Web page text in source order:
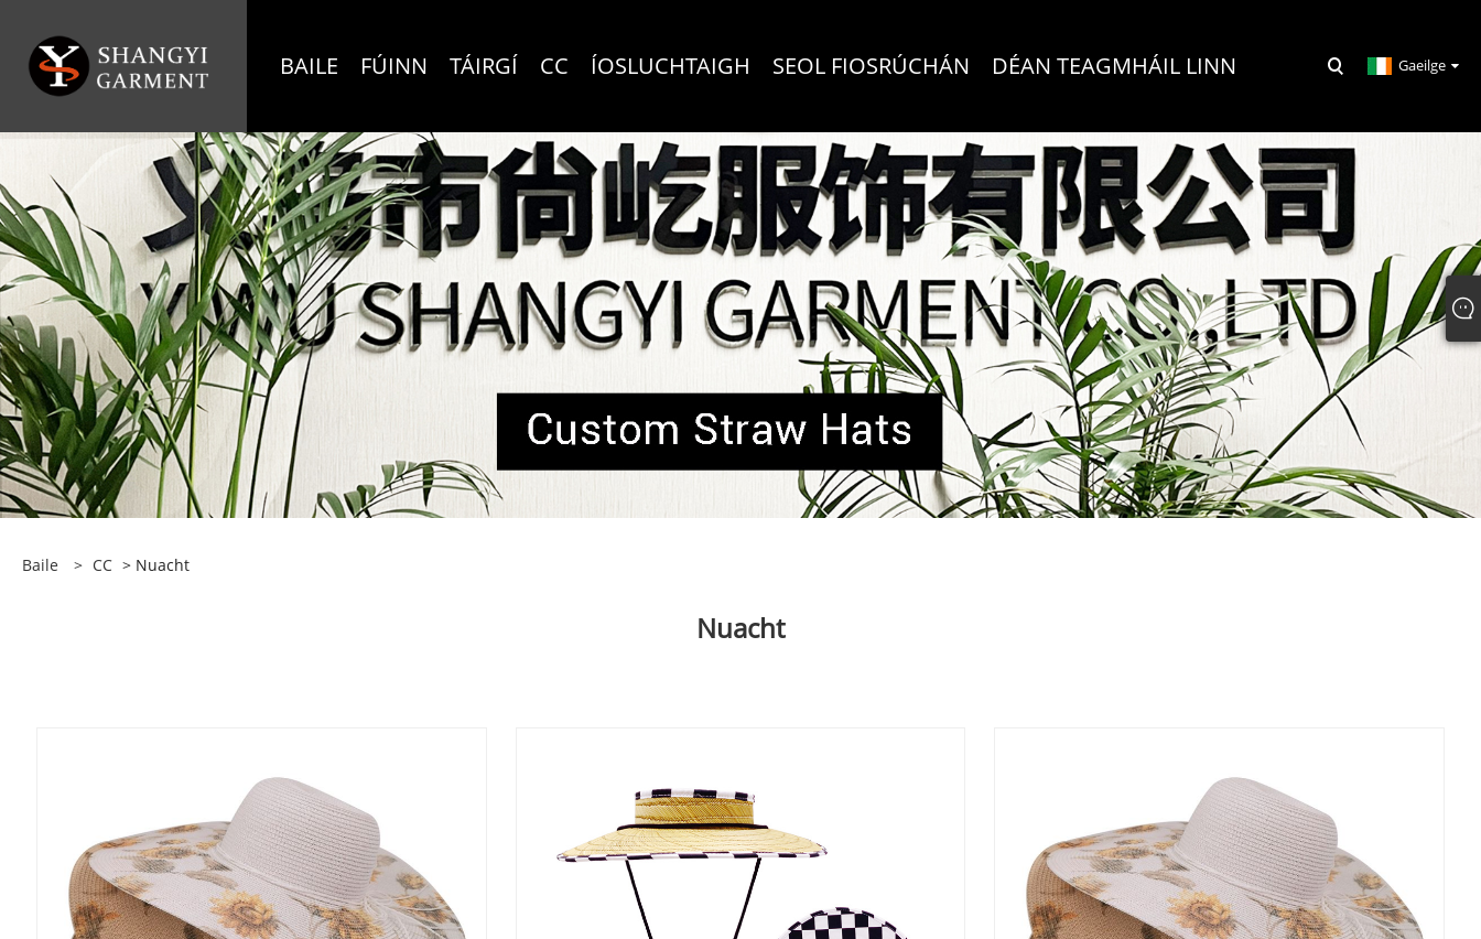
BAILE FÚINN TÁIRGÍ CC ÍOSLUCHTAIGH SEOL FIOSRÚCHÁN DÉAN TEAGMHÁIL LINN Gaeilge
Baile > CC > Nuacht
Nuacht